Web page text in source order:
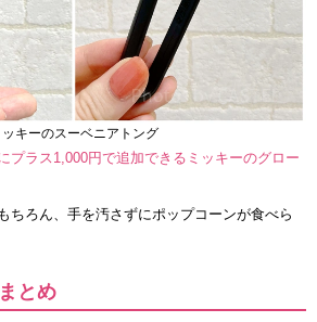
ッキーのスーベニアトング
プラス1,000円で追加できるミッキーのグロー
ちろん、手を汚さずにポップコーンが食べら
とめ